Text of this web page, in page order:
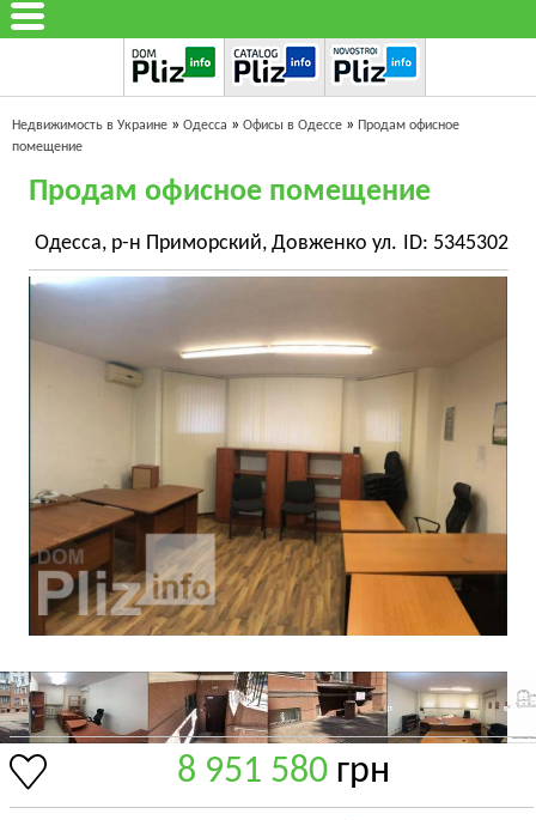
Недвижимость в Украине » Одесса » Офисы в Одессе » Продам офисное
помещение
Продам офисное помещение
Одесса, р-н Приморский, Довженко ул. ID: 5345302
8 951 580 грн